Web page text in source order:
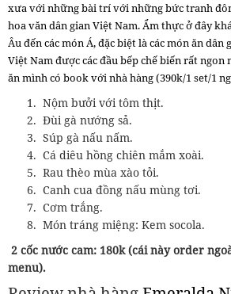
xưa với những bài trí với những bức tranh
hoa văn dân gian Việt Nam. Ẩm thực ở đây
Âu đến các món Á, đặc biệt là các món ăn dân
Việt Nam được các đầu bếp chế biến rất ngon
ăn mình có book với nhà hàng (390k/1 set/1
Nộm bưởi với tôm thịt.
Đùi gà nướng sả.
Súp gà nấu nấm.
Cá diêu hồng chiên mắm xoài.
Rau thèo mùa xào tỏi.
Canh cua đồng nấu mùng tơi.
Cơm trắng.
Món tráng miệng: Kem socola.
2 cốc nước cam: 180k (cái này order
menu).